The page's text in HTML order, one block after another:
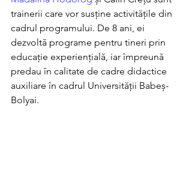
trainerii care vor susține activitățile din
cadrul programului. De 8 ani, ei
dezvoltă programe pentru tineri prin
educație experiențială, iar împreună
predau în calitate de cadre didactice
auxiliare în cadrul Universității Babeș-
Bolyai.